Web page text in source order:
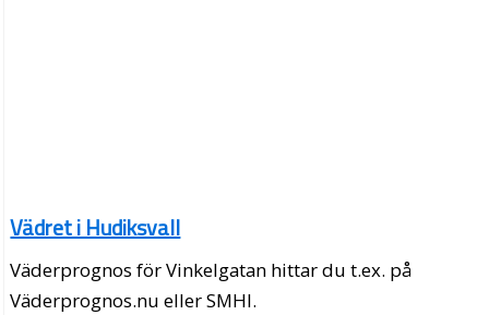
Vädret i Hudiksvall
Väderprognos för Vinkelgatan hittar du t.ex. på
Väderprognos.nu eller SMHI.